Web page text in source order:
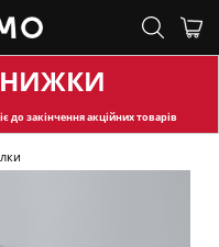
до закінчення акційних товарів